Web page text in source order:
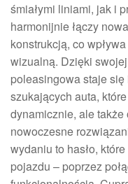
śmiałymi liniami, jak i
harmonijnie łączy
konstrukcją, co
wizualną. Dzięki
poleasingowa staje
szukających auta,
dynamicznie, ale
nowoczesne
wydaniu to hasło,
pojazdu – poprzez